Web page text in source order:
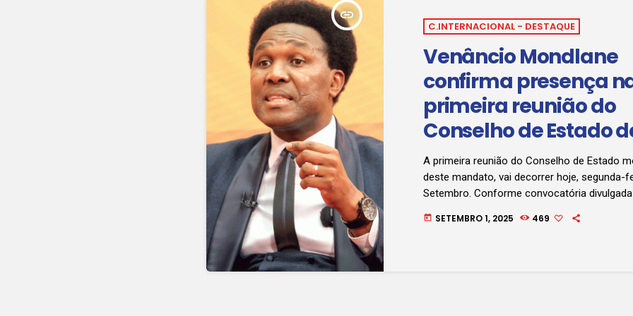
insert_link
C.INTERNACIONAL - DESTAQUE
Venâncio Mondlane
confirma presença
primeira reunião do
Conselho de Estado
Moçambique que se
hoje
A primeira reunião do Conselho de Estado
deste mandato, vai decorrer hoje, segunda-
Setembro. Conforme convocatória
a presença, a primeira sessão ordinária do
today SETEMBRO 1, 2025 469